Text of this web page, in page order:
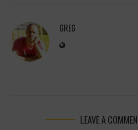
GREG
LEAVE A